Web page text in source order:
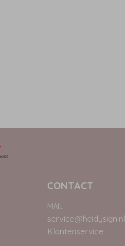
CONTACT
MAIL
service@heidysign.nl
Klantenservice